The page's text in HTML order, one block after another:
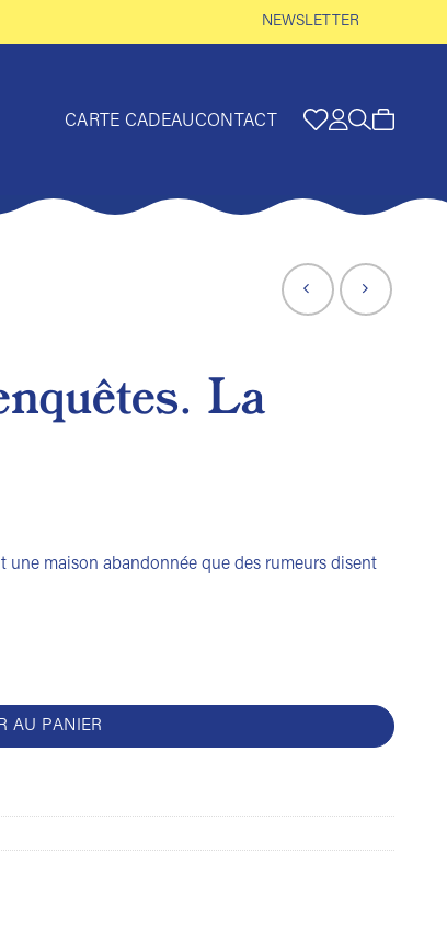
NEWSLETTER
CARTE CADEAUCONTACT
La
une maison abandonnée que des rumeurs disent
AU PANIER